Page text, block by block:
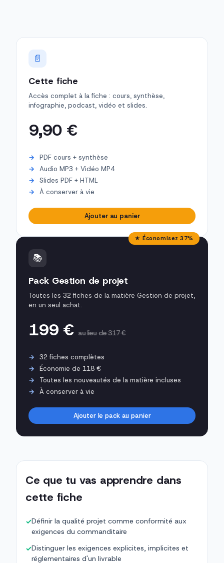
📄
Cette fiche
Accès complet à la fiche : cours, synthèse,
infographie, podcast, vidéo et slides.
9,90 €
PDF cours + synthèse
Audio MP3 + Vidéo MP4
Slides PDF + HTML
À conserver à vie
Ajouter au panier
★ Économisez 37%
📚
Pack Gestion de projet
Toutes les 32 fiches de la matière Gestion de projet,
en un seul achat.
199 €au lieu de 317 €
32 fiches complètes
Économie de 118 €
Toutes les nouveautés de la matière incluses
À conserver à vie
Ajouter le pack au panier
Ce que tu vas apprendre dans
cette fiche
✓Définir la qualité projet comme conformité aux
exigences du commanditaire
✓Distinguer les exigences explicites, implicites et
réglementaires d'un livrable